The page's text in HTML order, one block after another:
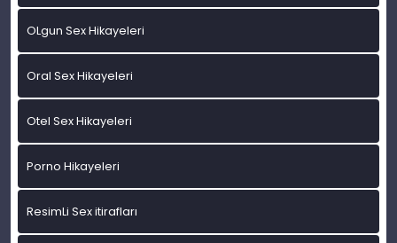
OLgun Sex Hikayeleri
Oral Sex Hikayeleri
Otel Sex Hikayeleri
Porno Hikayeleri
ResimLi Sex itirafları